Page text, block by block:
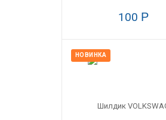
100 Р
НОВИНКА